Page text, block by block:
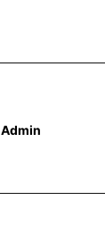
Admin